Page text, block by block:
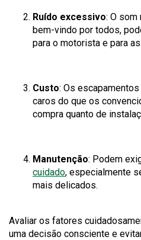
Ruído excessivo: O som
bem-vindo por todos,
para o motorista e para
Custo: Os
caros do que os
compra quanto de
Manutenção: Podem
cuidado, especialmente
mais delicados.
Avaliar os fatores
uma decisão consciente e